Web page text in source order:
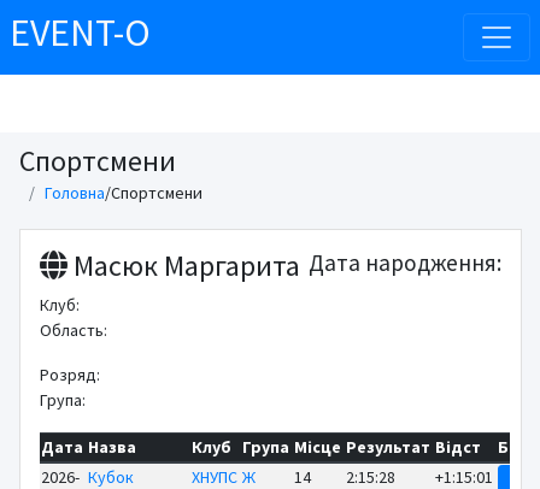
EVENT-O
Спортсмени
Головна/Спортсмени
Масюк Маргарита Дата народження:
Клуб:
Область:
Розряд:
Група:
Дата Назва Клуб Група Місце Результат Відст
2026- Кубок
ХНУПС Ж
14 2:15:28 +1:15:01